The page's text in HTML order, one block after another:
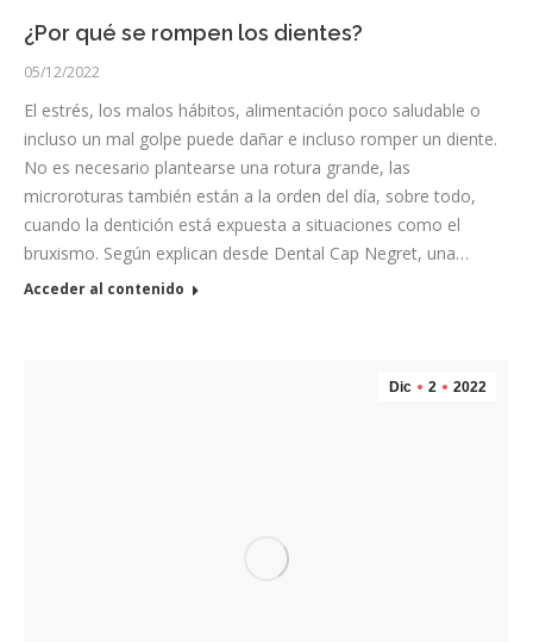
¿Por qué se rompen los dientes?
05/12/2022
El estrés, los malos hábitos, alimentación poco saludable o
incluso un mal golpe puede dañar e incluso romper un diente.
No es necesario plantearse una rotura grande, las
microroturas también están a la orden del día, sobre todo,
cuando la dentición está expuesta a situaciones como el
bruxismo. Según explican desde Dental Cap Negret, una…
Acceder al contenido
Dic 2 2022